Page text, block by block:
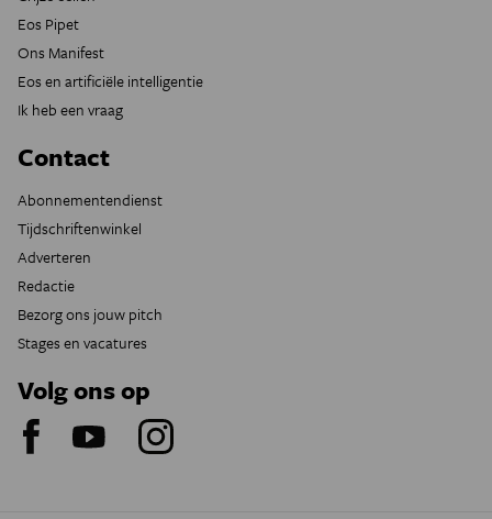
Eos Pipet
Ons Manifest
Eos en artificiële intelligentie
Ik heb een vraag
Contact
Abonnementendienst
Tijdschriftenwinkel
Adverteren
Redactie
Bezorg ons jouw pitch
Stages en vacatures
Volg ons op